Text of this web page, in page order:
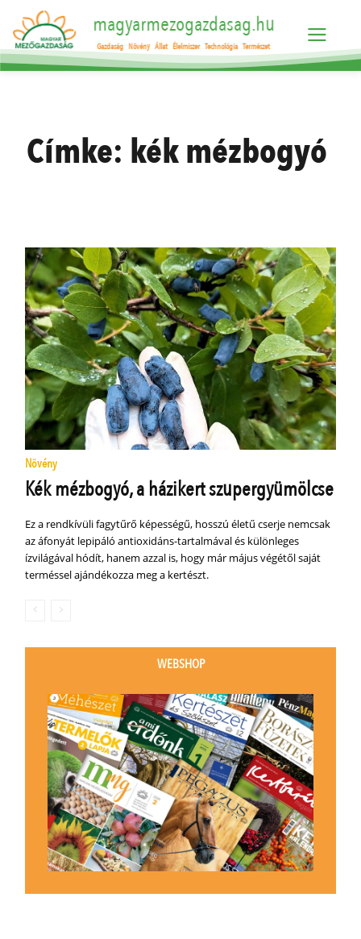
magyarmezogazdasag.hu
Gazdaság Növény Állat Élelmiszer Technológia Természet
Címke: kék mézbogyó
Növény
Kék mézbogyó, a házikert szupergyümölcse
Ez a rendkívüli fagytűrő képességű, hosszú életű cserje nemcsak
az áfonyát lepipáló antioxidáns-tartalmával és különleges
ízvilágával hódít, hanem azzal is, hogy már május végétől saját
terméssel ajándékozza meg a kertészt.
WEBSHOP